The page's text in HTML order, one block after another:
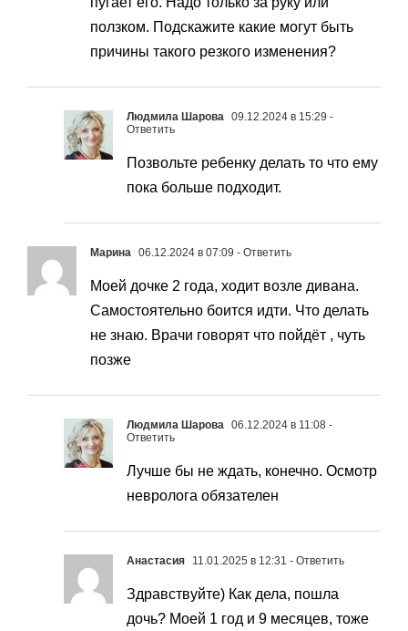
ползком. Подскажите какие могут быть
причины такого резкого изменения?
Людмила Шарова 09.12.2024 в 15:29 -
Ответить
Позвольте ребенку делать то что ему
пока больше подходит.
Марина 06.12.2024 в 07:09 - Ответить
Моей дочке 2 года, ходит возле дивана.
Самостоятельно боится идти. Что делать
не знаю. Врачи говорят что пойдёт , чуть
позже
Людмила Шарова 06.12.2024 в 11:08 -
Ответить
Лучше бы не ждать, конечно. Осмотр
невролога обязателен
Анастасия 11.01.2025 в 12:31 - Ответить
Здравствуйте) Как дела, пошла
дочь? Моей 1 год и 9 месяцев, тоже